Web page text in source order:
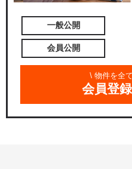
一般公開
会員公開
\ 物件を全
会員登